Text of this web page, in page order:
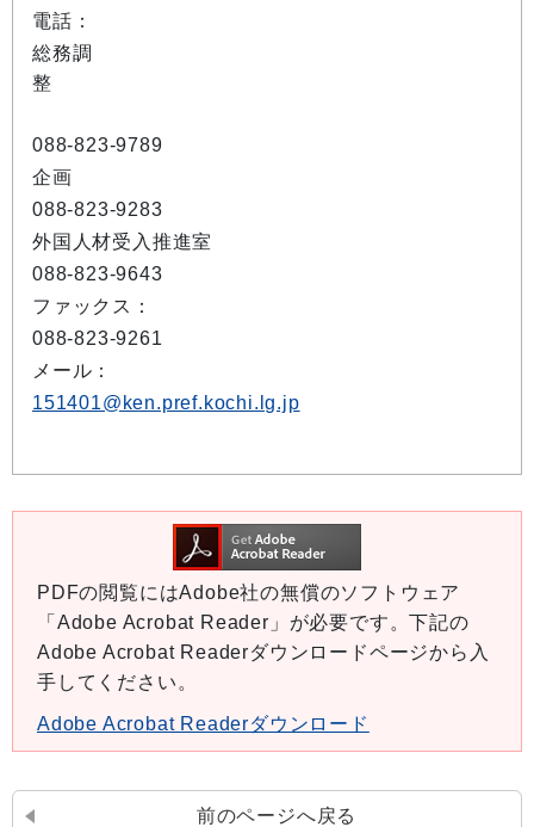
電話：
総務調
整
088-823-9789
企画
088-823-9283
外国人材受入推進室
088-823-9643
ファックス：
088-823-9261
メール：
151401@ken.pref.kochi.lg.jp
PDFの閲覧にはAdobe社の無償のソフトウェア
「Adobe Acrobat Reader」が必要です。下記の
Adobe Acrobat Readerダウンロードページから入
手してください。
Adobe Acrobat Readerダウンロード
前のページへ戻る